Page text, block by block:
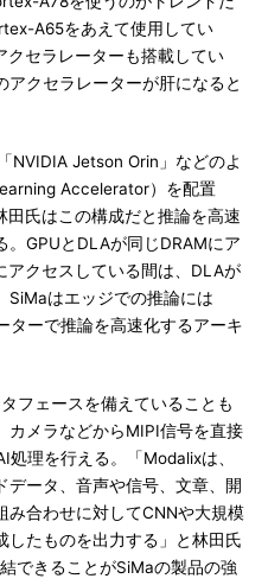
A65をあえて使用してい
クセラレーターも搭載してい
クセラレーターが肝になると
NVIDIA Jetson Orin」などのよ
Accelerator）を配置
田氏はこの構成だと推論を高速
GPUとDLAが同じDRAMにア
アクセスしている間は、DLAが
SiMaはエッジでの推論には
ターで推論を高速化するアーキ
フェースを備えていることも
カメラなどからMIPI信号を直接
理を行える。「Modalixは、
ータ、音声や信号、文章、開
み合わせに対してCNNや大規模
したものを出力する」と林田氏
できることがSiMaの製品の強